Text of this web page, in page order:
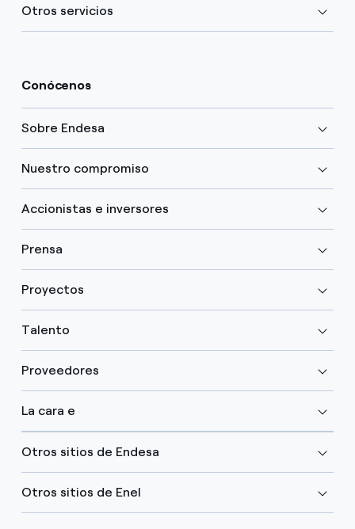
Otros servicios
Conócenos
Sobre Endesa
Nuestro compromiso
Accionistas e inversores
Prensa
Proyectos
Talento
Proveedores
La cara e
Otros sitios de Endesa
Otros sitios de Enel